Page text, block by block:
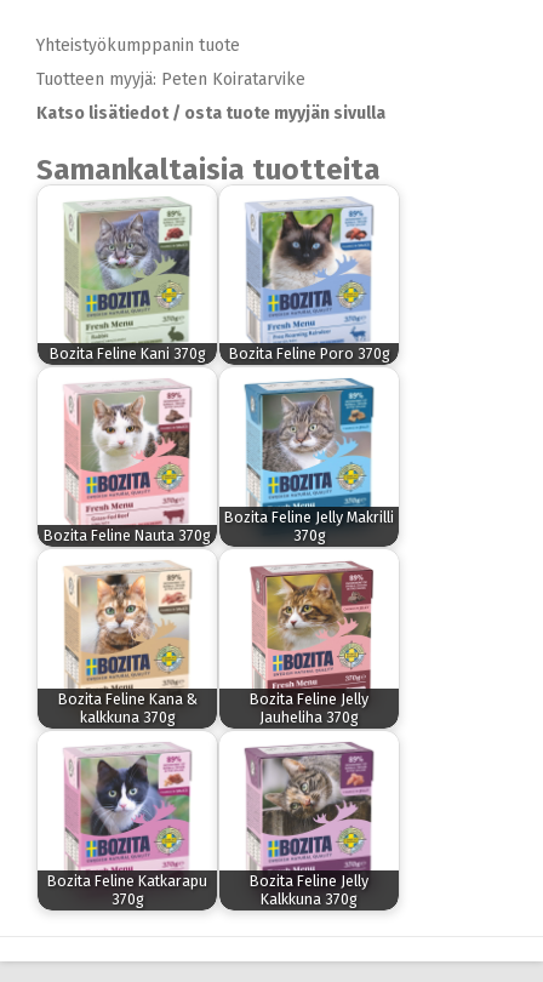
Yhteistyökumppanin tuote
Tuotteen myyjä: Peten Koiratarvike
Katso lisätiedot / osta tuote myyjän sivulla
Samankaltaisia tuotteita
Bozita Feline Kani 370g Bozita Feline Poro 370g
Bozita Feline Nauta 370g
Bozita Feline Jelly Makrilli
370g
Bozita Feline Kana &
kalkkuna 370g
Bozita Feline Jelly
Jauheliha 370g
Bozita Feline Katkarapu
370g
Bozita Feline Jelly
Kalkkuna 370g